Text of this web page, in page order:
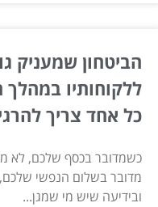
הביטחון שמעניק
ללקוחותיו במהלך
כל אחד צריך
כשמדובר בכסף שלכם, לא
מדובר בשלום הנפשי
ובידיעה שיש מי שמגן...